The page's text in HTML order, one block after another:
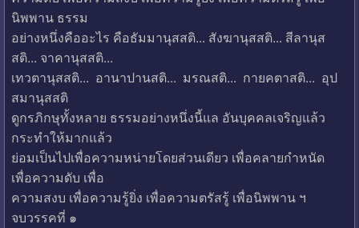
นิพพาน ธรรม
อย่างหนึ่งคืออะไร คือธัมมานุสสติ... สังฆานุสสติ... สีลานุส
สติ... จาคานุสสติ...
เทวตานุสสติ... อานาปานสติ... มรณสติ... กายคตาสติ... อุป
สมานุสสติ
ดูกรภิกษุทั้งหลาย ธรรมอย่างหนึ่งนี้แล อันบุคคลเจริญแล้ว
กระทำให้มากแล้ว
ย่อมเป็นไปเพื่อความหน่ายโดยส่วนเดียว เพื่อคลายกำหนัด
เพื่อความดับ เพื่อ
ความสงบ เพื่อความรู้ยิ่ง เพื่อความตรัสรู้ เพื่อนิพพาน ฯ
จบวรรคที่ ๑